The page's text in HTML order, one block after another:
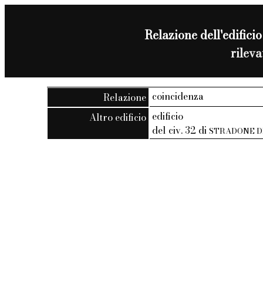
Relazione
Relazione coincidenza
Altro edificio edificio
del civ. 32 diSTRADONE